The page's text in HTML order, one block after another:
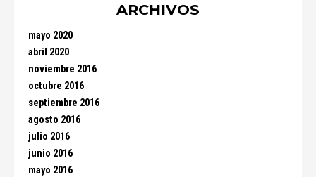
ARCHIVOS
mayo 2020
abril 2020
noviembre 2016
octubre 2016
septiembre 2016
agosto 2016
julio 2016
junio 2016
mayo 2016